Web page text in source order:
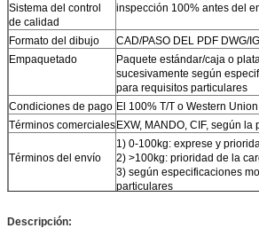
Sistema del control
de calidad
inspección 100% antes del
Formato del dibujo
CAD/PASO DEL PDF DWG/
Empaquetado
Paquete estándar/caja o
sucesivamente según
para requisitos particulares
Condiciones de pago El 100% T/T o Western
Términos comercialesEXW, MANDO, CIF, según la
Términos del envío
1) 0-100kg: exprese y
2) >100kg: prioridad de la
3) según especificaciones
particulares
Nota
Descripción: